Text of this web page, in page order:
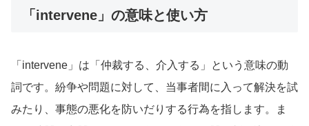
「intervene」の意味と使い方
「intervene」は「仲裁する、介入する」という意味の動
詞です。紛争や問題に対して、当事者間に入って解決を試
みたり、事態の悪化を防いだりする行為を指します。ま